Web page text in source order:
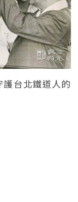
台北鐵道人的